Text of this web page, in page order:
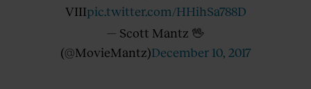
VIIIpic.twitter.com/HHihSa788D
— Scott Mantz 🖖
(@MovieMantz)December 10, 2017